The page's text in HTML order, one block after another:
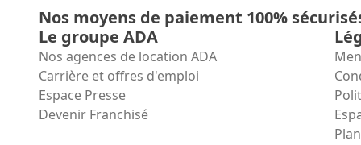
Nos moyens de paiement 100%
Le groupe ADA
Nos agences de location ADA
Carrière et offres d'emploi
Espace Presse
Devenir Franchisé